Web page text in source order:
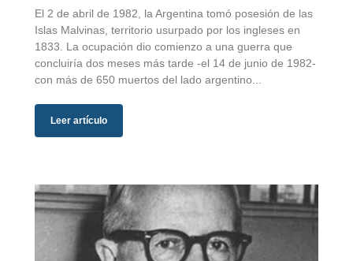
El 2 de abril de 1982, la Argentina tomó posesión de las
Islas Malvinas, territorio usurpado por los ingleses en
1833. La ocupación dio comienzo a una guerra que
concluiría dos meses más tarde -el 14 de junio de 1982-
con más de 650 muertos del lado argentino...
Leer artículo